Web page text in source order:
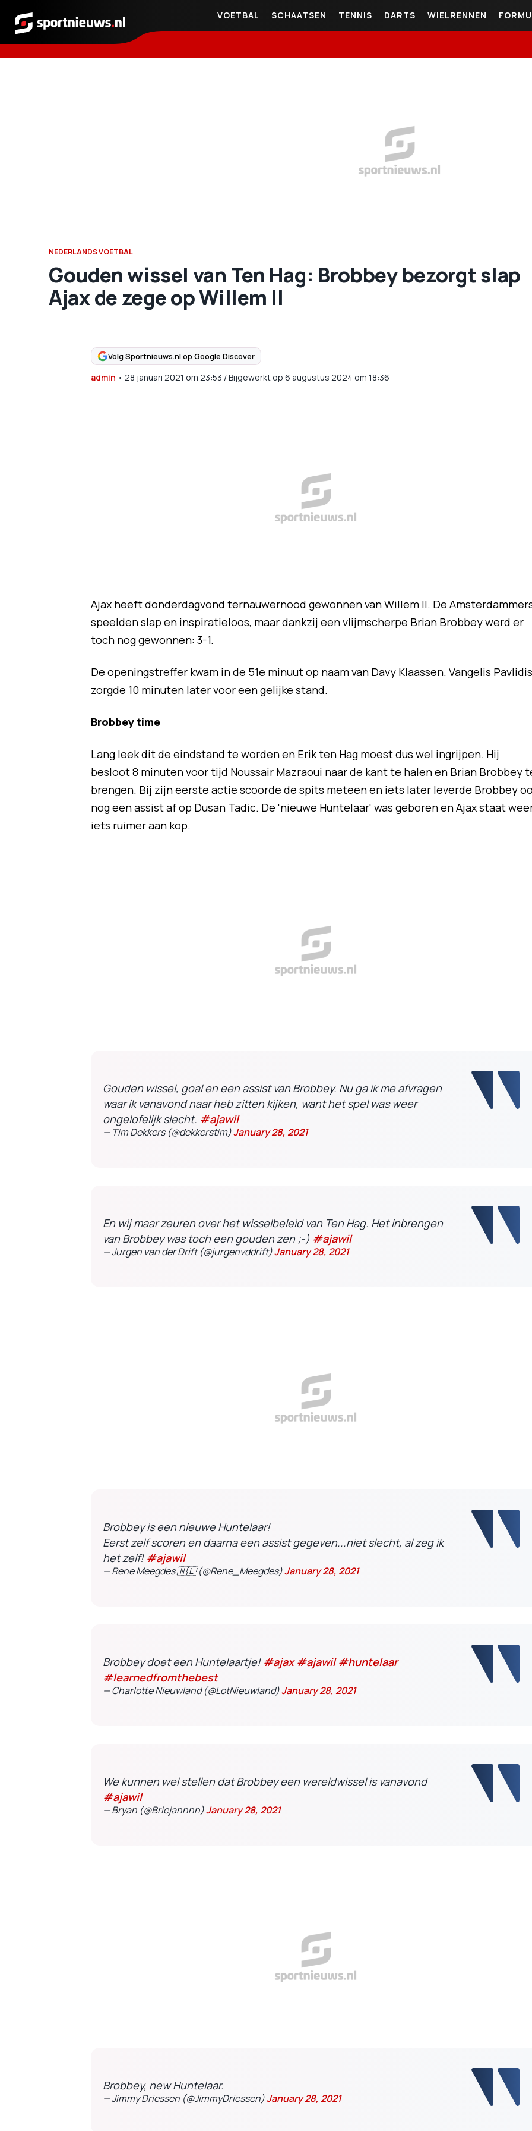
Sportnieuws.nl
VOETBAL SCHAATSEN TENNIS DARTS WIELRENNEN
NEDERLANDS VOETBAL
Gouden wissel van Ten Hag: Brobbey bezorgt slap
Ajax de zege op Willem II
Volg Sportnieuws.nl op Google Discover
admin • 28 januari 2021 om 23:53 /Bijgewerkt op 6 augustus 2024 om 18:36
Ajax heeft donderdagvond ternauwernood gewonnen van Willem II. De
speelden slap en inspiratieloos, maar dankzij een vlijmscherpe Brian Brobbey werd er
toch nog gewonnen: 3-1.
De openingstreffer kwam in de 51e minuut op naam van Davy Klaassen. Vangelis Pavlidis
zorgde 10 minuten later voor een gelijke stand.
Brobbey time
Lang leek dit de eindstand te worden en Erik ten Hag moest dus wel ingrijpen. Hij
besloot 8 minuten voor tijd Noussair Mazraoui naar de kant te halen en Brian Brobbey
brengen. Bij zijn eerste actie scoorde de spits meteen en iets later leverde Brobbey
nog een assist af op Dusan Tadic. De 'nieuwe Huntelaar' was geboren en Ajax staat
iets ruimer aan kop.
Gouden wissel, goal en een assist van Brobbey. Nu ga ik me afvragen
waar ik vanavond naar heb zitten kijken, want het spel was weer
ongelofelijk slecht. #ajawil
— Tim Dekkers (@dekkerstim)January 28, 2021
En wij maar zeuren over het wisselbeleid van Ten Hag. Het inbrengen
van Brobbey was toch een gouden zen ;-) #ajawil
— Jurgen van der Drift (@jurgenvddrift)January 28, 2021
Brobbey is een nieuwe Huntelaar!
Eerst zelf scoren en daarna een assist gegeven...niet slecht, al zeg ik
het zelf! #ajawil
— Rene Meegdes 🇳🇱 (@Rene_Meegdes)January 28, 2021
Brobbey doet een Huntelaartje! #ajax #ajawil #huntelaar
#learnedfromthebest
— Charlotte Nieuwland (@LotNieuwland)January 28, 2021
We kunnen wel stellen dat Brobbey een wereldwissel is vanavond
#ajawil
— Bryan (@Briejannnn)January 28, 2021
Brobbey, new Huntelaar.
— Jimmy Driessen (@JimmyDriessen)January 28, 2021